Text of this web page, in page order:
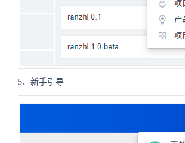
5、新手引导